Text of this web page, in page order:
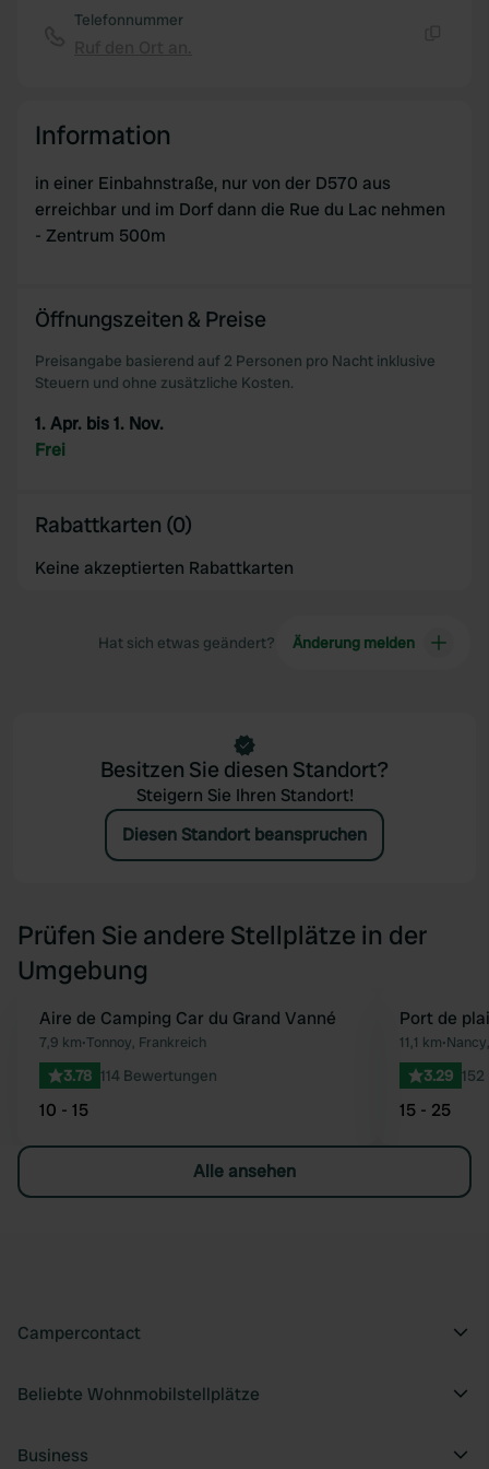
of their services.
Telefonnummer
Information
in einer Einbahnstraße, nur von der D570 aus
erreichbar und im Dorf dann die Rue du Lac nehmen
- Zentrum 500m
Öffnungszeiten & Preise
Preisangabe basierend auf 2 Personen pro Nacht inklusive
Steuern und ohne zusätzliche Kosten.
1. Apr. bis 1. Nov.
Frei
Rabattkarten (0)
Keine akzeptierten Rabattkarten
Hat sich etwas geändert? Änderung melden
Besitzen Sie diesen Standort?
Steigern Sie Ihren Standort!
Diesen Standort beanspruchen
Prüfen Sie andere Stellplätze in der
Umgebung
Aire de Camping Car du Grand Vanné
7,9 km•Tonnoy, Frankreich
3.78 114 Bewertungen
10 - 15
Port de
11,1 km•
3.29
15 - 25
Alle ansehen
Campercontact
Beliebte Wohnmobilstellplätze
Business